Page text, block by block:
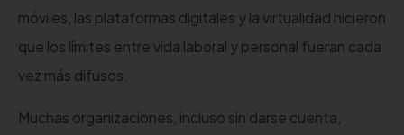
móviles, las plataformas digitales y la virtualidad hicieron
que los límites entre vida laboral y personal fueran cada
vez más difusos.
Muchas organizaciones, incluso sin darse cuenta,